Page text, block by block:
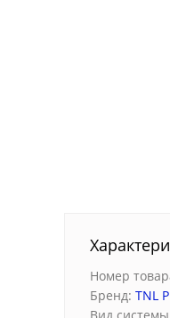
Номер
Бренд: TNL